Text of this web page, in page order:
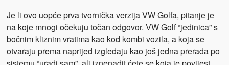
Je li ovo uopće prva tvornička verzija VW Golfa, pitanje je
na koje mnogi očekuju točan odgovor. VW Golf “jedinica” s
bočnim kliznim vratima kao kod kombi vozila, a koja se
otvaraju prema naprijed izgledaju kao još jedna prerada po